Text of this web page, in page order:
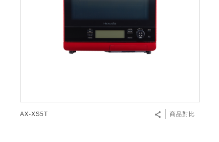
AX-XS5T 商品對比